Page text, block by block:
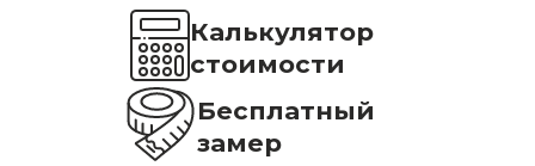
Калькулятор
стоимости
Бесплатный
замер